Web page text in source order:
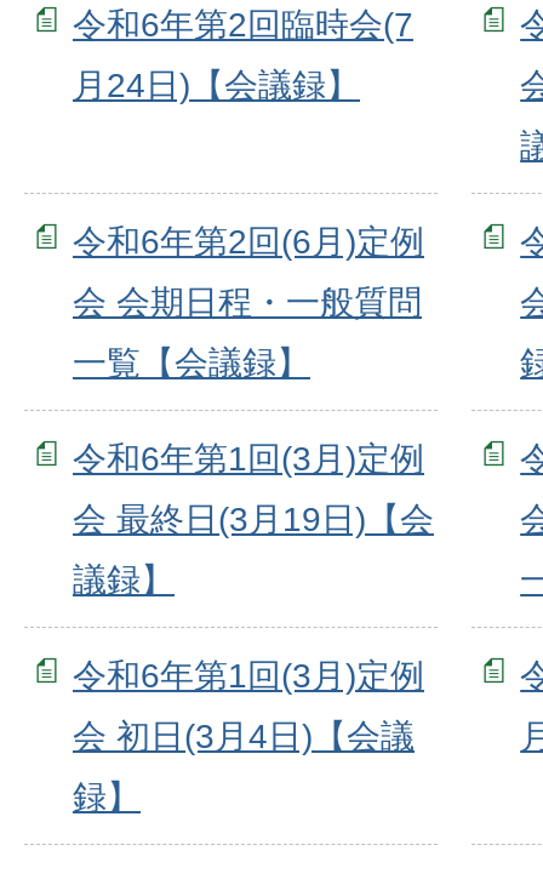
令和6年第2回臨時会(7
月24日)【会議録】
令和6年第2回(6月)定例
会 会期日程・一般質問
一覧【会議録】
令和6年第1回(3月)定例
会 最終日(3月19日)【会
議録】
令和6年第1回(3月)定例
会 初日(3月4日)【会議
録】